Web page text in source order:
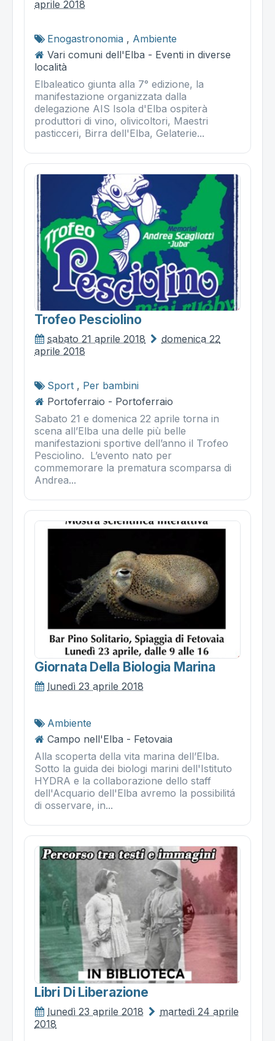
aprile 2018
Enogastronomia , Ambiente
Vari comuni dell'Elba - Eventi in diverse
località
Elbaleatico giunta alla 7° edizione, la
manifestazione organizzata dalla
delegazione AIS Isola d'Elba ospiterà
produttori di vino, olivicoltori, Maestri
pasticceri, Birra dell'Elba, Gelaterie...
Trofeo Pesciolino
sabato 21 aprile 2018
domenica 22
aprile 2018
Sport , Per bambini
Portoferraio - Portoferraio
Sabato 21 e domenica 22 aprile torna in
scena all’Elba una delle più belle
manifestazioni sportive dell’anno il Trofeo
Pesciolino. L’evento nato per
commemorare la prematura scomparsa di
Andrea...
Giornata Della Biologia Marina
lunedì 23 aprile 2018
Ambiente
Campo nell'Elba - Fetovaia
Alla scoperta della vita marina dell’Elba.
Sotto la guida dei biologi marini dell'Istituto
HYDRA e la collaborazione dello staff
dell'Acquario dell'Elba avremo la possibilitá
di osservare, in...
Libri Di Liberazione
lunedì 23 aprile 2018
martedì 24 aprile
2018